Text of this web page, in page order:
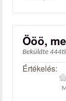
Ööö,
Beküldte
Értékelés: